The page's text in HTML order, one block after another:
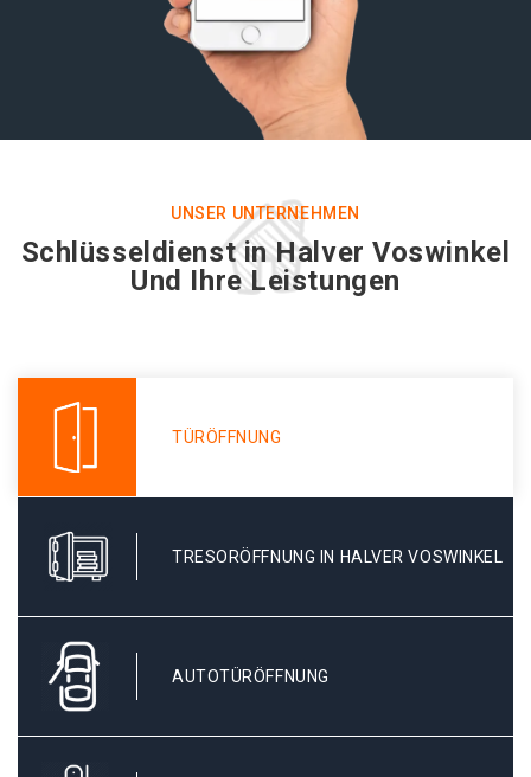
UNSER UNTERNEHMEN
Schlüsseldienst in Halver Voswinkel
Und Ihre Leistungen
TÜRÖFFNUNG
TRESORÖFFNUNG IN HALVER VOSWINKEL
AUTOTÜRÖFFNUNG